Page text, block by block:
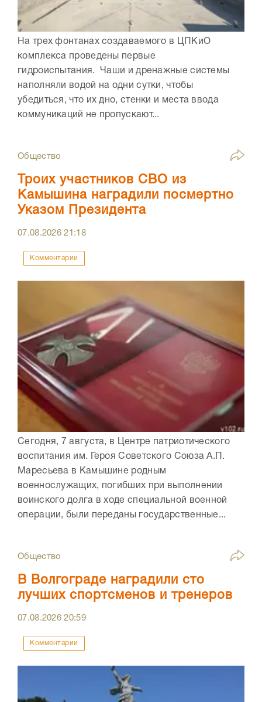
На трех фонтанах создаваемого в ЦПКиО
комплекса проведены первые
гидроиспытания. Чаши и дренажные системы
наполняли водой на одни сутки, чтобы
убедиться, что их дно, стенки и места ввода
коммуникаций не пропускают...
Общество
Троих участников СВО из
Камышина наградили посмертно
Указом Президента
07.08.202621:18
Комментарии
Сегодня, 7 августа, в Центре патриотического
воспитания им. Героя Советского Союза А.П.
Маресьева в Камышине родным
военнослужащих, погибших при выполнении
воинского долга в ходе специальной военной
операции, были переданы государственные...
Общество
В Волгограде наградили сто
лучших спортсменов и тренеров
07.08.202620:59
Комментарии